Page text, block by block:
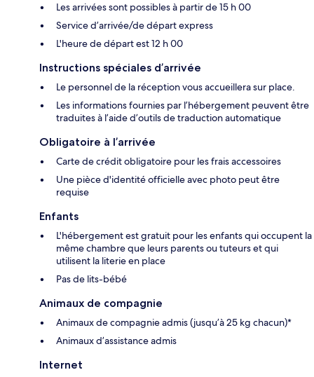
Les arrivées sont possibles à partir de 15 h 00
Service d’arrivée/de départ express
L'heure de départ est 12 h 00
Instructions spéciales d’arrivée
Le personnel de la réception vous accueillera sur place.
Les informations fournies par l’hébergement peuvent être
traduites à l’aide d’outils de traduction automatique
Obligatoire à l’arrivée
Carte de crédit obligatoire pour les frais accessoires
Une pièce d'identité officielle avec photo peut être
requise
Enfants
L'hébergement est gratuit pour les enfants qui occupent la
même chambre que leurs parents ou tuteurs et qui
utilisent la literie en place
Pas de lits-bébé
Animaux de compagnie
Animaux de compagnie admis (jusqu’à 25 kg chacun)*
Animaux d’assistance admis
Internet